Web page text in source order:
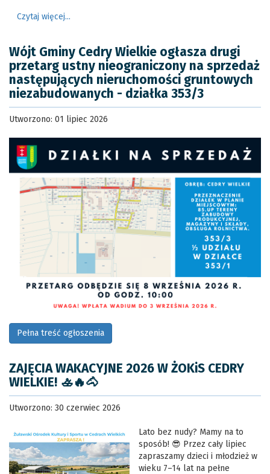
Czytaj więcej...
Wójt Gminy Cedry Wielkie ogłasza drugi
przetarg ustny nieograniczony na sprzedaż
następujących nieruchomości gruntowych
niezabudowanych - działka 353/3
Utworzono: 01 lipiec 2026
Pełna treść ogłoszenia
ZAJĘCIA WAKACYJNE 2026 W ŻOKiS CEDRY
WIELKIE! 🚣🔥🐴
Utworzono: 30 czerwiec 2026
Lato bez nudy? Mamy na to
sposób! 😎 Przez cały lipiec
zapraszamy dzieci i młodzież w
wieku 7–14 lat na pełne